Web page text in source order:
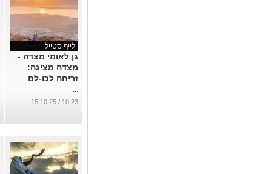
לייף סטייל
גן לאומי מצדה -
מצדה מציגה:
זריחה לכו-לם
...
10:23 / 15.10.25